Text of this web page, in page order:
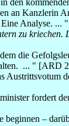
den
an Kanzlerin
Eine Analyse.
zu
die
... " [ARD
Austrittsvotum
fordert
beginnen –